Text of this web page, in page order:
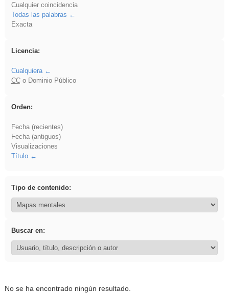
Cualquier coincidencia
Todas las palabras
Exacta
Licencia:
Cualquiera
CCo Dominio Público
Orden:
Fecha (recientes)
Fecha (antiguos)
Visualizaciones
Título
Tipo de contenido:
Buscar en:
No se ha encontrado ningún resultado.